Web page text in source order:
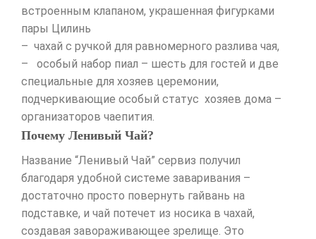
встроенным клапаном, украшенная фигурками
пары Цилинь
– чахай с ручкой для равномерного разлива чая,
– особый набор пиал – шесть для гостей и две
специальные для хозяев церемонии,
подчеркивающие особый статус хозяев дома –
организаторов чаепития.
Почему Ленивый Чай?
Название “Ленивый Чай” сервиз получил
благодаря удобной системе заваривания –
достаточно просто повернуть гайвань на
подставке, и чай потечет из носика в чахай,
создавая завораживающее зрелище. Это